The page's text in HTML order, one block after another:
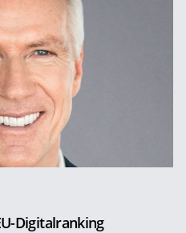
Digitalranking